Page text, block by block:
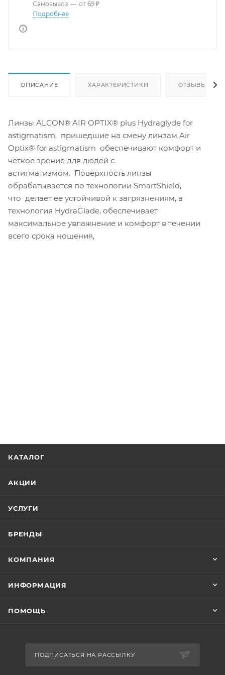
Самовывоз — от 69 ₽
Подробнее
ОПИСАНИЕ ХАРАКТЕРИСТИКИ ОТЗЫВЫ
Линзы ALCON® AIR OPTIX® plus Hydraglyde for
astigmatism, пришедшие на смену линзам Air
Optix® for astigmatism обеспечивают комфорт и
четкое зрение для людей с
астигматизмом. Поверхность линзы
обрабатывается по технологии SmartShield,
что делает ее устойчивой к загрязнениям, а
технология HydraGlade, обеспечивает
максимальное увлажнение и комфорт в течении
всего срока ношения,
КАТАЛОГ
АКЦИИ
УСЛУГИ
БРЕНДЫ
КОМПАНИЯ
ИНФОРМАЦИЯ
ПОМОЩЬ
ПОДПИСАТЬСЯ НА РАССЫЛКУ